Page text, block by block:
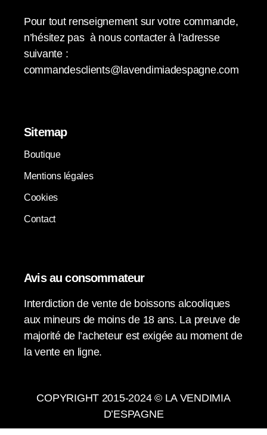
Pour tout renseignement sur votre commande,
n’hésitez pas à nous contacter à l’adresse
suivante :
commandesclients@lavendimiadespagne.com
Sitemap
Boutique
Mentions légales
Cookies
Contact
Avis au consommateur
Interdiction de vente de boissons alcooliques
aux mineurs de moins de 18 ans. La preuve de
majorité de l’acheteur est exigée au moment de
la vente en ligne.
COPYRIGHT 2015-2024 © LA VENDIMIA
D’ESPAGNE